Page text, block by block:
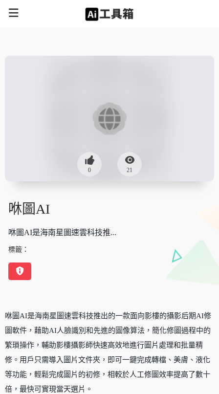
0 21
咻圖AI
咻圖AI是海南星圖速雲科技推...
標籤：
咻圖AI是海南星圖速雲科技推出的一款面向影樓的攝影后期AI修
圖軟件，藉助AI人臉識別和先進的圖像算法，簡化修圖過程中的
繁瑣操作，輔助影樓攝影師快速高效地進行圖片處理和批量精
修。用戶只需導入圖片文件夾，即可一鍵完成轉檔、美膚、液化
等功能，輕鬆完成圖片的初修，相較於人工修圖效率提高了數十
倍，最快可實現當天選片。